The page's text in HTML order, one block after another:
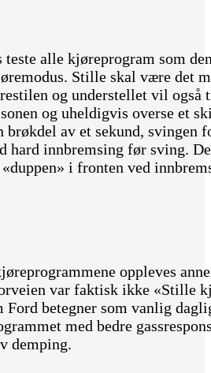
alle kjøreprogram som
Stille skal være det
og understellet vil også
og uheldigvis overse et
brøkdel av et sekund, svingen
hard innbremsing før sving.
i fronten ved
oppleves
var faktisk ikke «Stille
betegner som vanlig
med bedre
demping.